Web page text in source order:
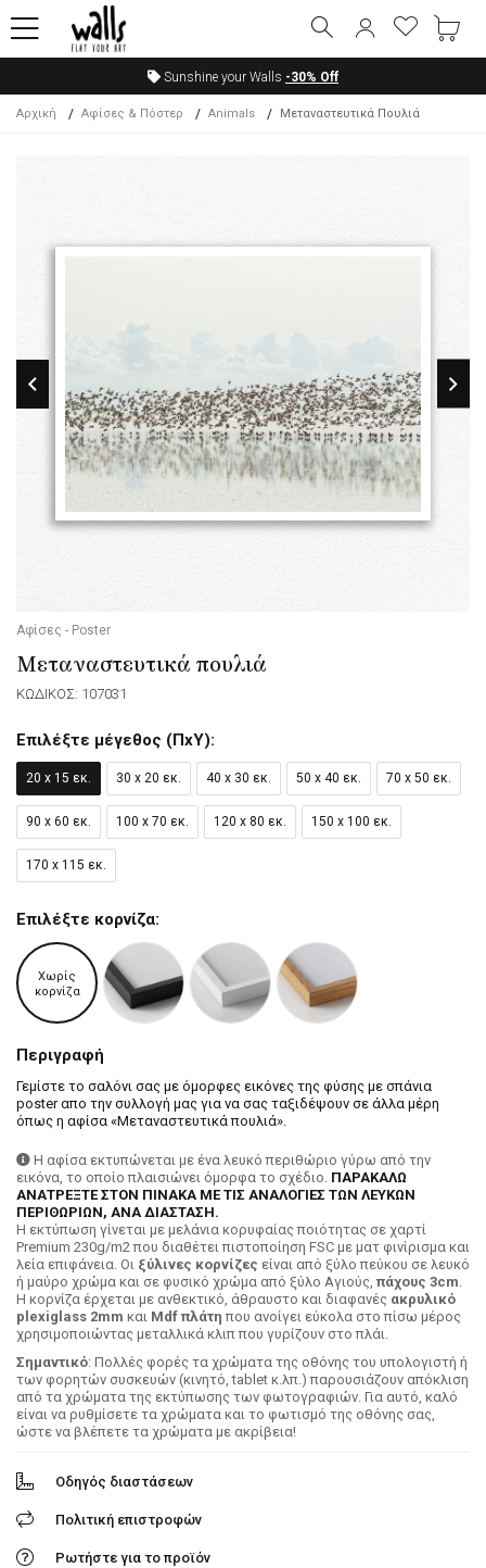
Sunshine your Walls -30% Off
Αρχική Αφίσες & Πόστερ Animals Μεταναστευτικά Πουλιά
Αφίσες - Poster
Μεταναστευτικά πουλιά
ΚΩΔΙΚΟΣ: 107031
Επιλέξτε μέγεθος (ΠxΥ):
20 x 15 εκ. 30 x 20 εκ. 40 x 30 εκ. 50 x 40 εκ. 70 x 50 εκ.
90 x 60 εκ. 100 x 70 εκ. 120 x 80 εκ. 150 x 100 εκ.
170 x 115 εκ.
Επιλέξτε κορνίζα:
Χωρίς
κορνίζα
Περιγραφή
Γεμίστε το σαλόνι σας με όμορφες εικόνες της φύσης με σπάνια
poster απο την συλλογή μας για να σας ταξιδέψουν σε άλλα μέρη
όπως η αφίσα «Μεταναστευτικά πουλιά».
Η αφίσα εκτυπώνεται με ένα λευκό περιθώριο γύρω από την
εικόνα, το οποίο πλαισιώνει όμορφα το σχέδιο. ΠΑΡΑΚΑΛΩ
ΑΝΑΤΡΕΞΤΕ ΣΤΟΝ ΠΙΝΑΚΑ ΜΕ ΤΙΣ ΑΝΑΛΟΓΙΕΣ ΤΩΝ ΛΕΥΚΩΝ
ΠΕΡΙΘΩΡΙΩΝ, ΑΝΑ ΔΙΑΣΤΑΣΗ.
H εκτύπωση γίνεται με μελάνια κορυφαίας ποιότητας σε χαρτί
Premium 230g/m2 που διαθέτει πιστοποίηση FSC με ματ φινίρισμα και
λεία επιφάνεια. Οι ξύλινες κορνίζες είναι από ξύλο πεύκου σε λευκό
ή μαύρο χρώμα και σε φυσικό χρώμα από ξύλο Αγιούς, πάχους 3cm.
Η κορνίζα έρχεται με ανθεκτικό, άθραυστο και διαφανές ακρυλικό
plexiglass 2mm και Mdf πλάτη που ανοίγει εύκολα στο πίσω μέρος
χρησιμοποιώντας μεταλλικά κλιπ που γυρίζουν στο πλάι.
Σημαντικό: Πολλές φορές τα χρώματα της οθόνης του υπολογιστή ή
των φορητών συσκευών (κινητό, tablet κ.λπ.) παρουσιάζουν απόκλιση
από τα χρώματα της εκτύπωσης των φωτογραφιών. Για αυτό, καλό
είναι να ρυθμίσετε τα χρώματα και το φωτισμό της οθόνης σας,
ώστε να βλέπετε τα χρώματα με ακρίβεια!
Οδηγός διαστάσεων
Πολιτική επιστροφών
Ρωτήστε για το προϊόν